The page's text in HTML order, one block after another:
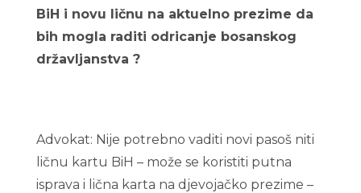
BiH i novu ličnu na aktuelno prezime da
bih mogla raditi odricanje bosanskog
državljanstva ?
Advokat: Nije potrebno vaditi novi pasoš niti
ličnu kartu BiH – može se koristiti putna
isprava i lična karta na djevojačko prezime –